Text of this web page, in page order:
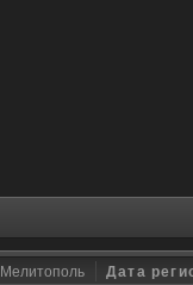
Мелитополь Дата